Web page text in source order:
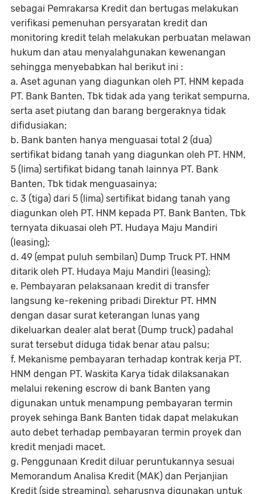
sebagai Pemrakarsa Kredit dan bertugas melakukan
verifikasi pemenuhan persyaratan kredit dan
monitoring kredit telah melakukan perbuatan melawan
hukum dan atau menyalahgunakan kewenangan
sehingga menyebabkan hal berikut ini :
a. Aset agunan yang diagunkan oleh PT. HNM kepada
PT. Bank Banten, Tbk tidak ada yang terikat sempurna,
serta aset piutang dan barang bergeraknya tidak
difidusiakan;
b. Bank banten hanya menguasai total 2 (dua)
sertifikat bidang tanah yang diagunkan oleh PT. HNM,
5 (lima) sertifikat bidang tanah lainnya PT. Bank
Banten, Tbk tidak menguasainya;
c. 3 (tiga) dari 5 (lima) sertifikat bidang tanah yang
diagunkan oleh PT. HNM kepada PT. Bank Banten, Tbk
ternyata dikuasai oleh PT. Hudaya Maju Mandiri
(leasing);
d. 49 (empat puluh sembilan) Dump Truck PT. HNM
ditarik oleh PT. Hudaya Maju Mandiri (leasing);
e. Pembayaran pelaksanaan kredit di transfer
langsung ke-rekening pribadi Direktur PT. HMN
dengan dasar surat keterangan lunas yang
dikeluarkan dealer alat berat (Dump truck) padahal
surat tersebut diduga tidak benar atau palsu;
f. Mekanisme pembayaran terhadap kontrak kerja PT.
HNM dengan PT. Waskita Karya tidak dilaksanakan
melalui rekening escrow di bank Banten yang
digunakan untuk menampung pembayaran termin
proyek sehinga Bank Banten tidak dapat melakukan
auto debet terhadap pembayaran termin proyek dan
kredit menjadi macet.
g. Penggunaan Kredit diluar peruntukannya sesuai
Memorandum Analisa Kredit (MAK) dan Perjanjian
Kredit (side streaming), seharusnya digunakan untuk